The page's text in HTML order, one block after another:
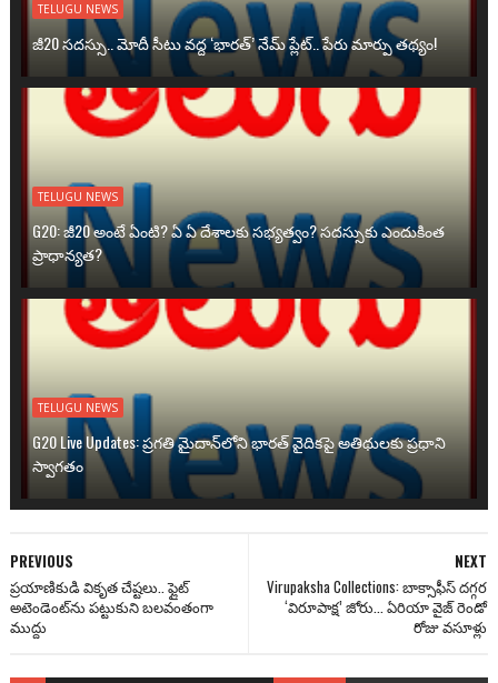
TELUGU NEWS
జీ20 సదస్సు.. మోదీ సీటు వద్ద ‘భారత్’ నేమ్ ప్లేట్‌.. పేరు మార్పు తథ్యం!
TELUGU NEWS
G20: జీ20 అంటే ఏంటి? ఏ ఏ దేశాలకు సభ్యత్వం? సదస్సుకు ఎందుకింత
ప్రాధాన్యత?
TELUGU NEWS
G20 Live Updates: ప్రగతి మైదాన్‌లోని భారత్ వైదికపై అతిథులకు ప్రధాని
స్వాగతం
NEXT
Virupaksha Collections: బాక్సాఫీస్ దగ్గర
‘విరూపాక్ష’ జోరు... ఏరియా వైజ్ రెండో
రోజు వసూళ్లు
PREVIOUS
ప్రయాణికుడి వికృత చేష్టలు.. ఫ్లైట్
అటెండెంట్‌ను పట్టుకుని బలవంతంగా
ముద్దు